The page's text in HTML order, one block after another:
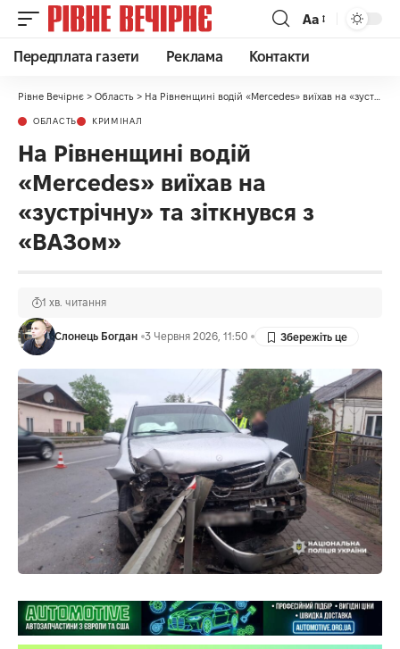
Аа
Передплата газети Реклама Контакти
Рівне Вечірнє > Область > На Рівненщині водій «Mercedes» виїхав на «зустрічну» та зіткнувся з «ВАЗом»
ОБЛАСТЬ КРИМІНАЛ
На Рівненщині водій
«Mercedes» виїхав на
«зустрічну» та зіткнувся з
«ВАЗом»
Слонець Богдан 3 Червня 2026, 11:50
1 хв. читання